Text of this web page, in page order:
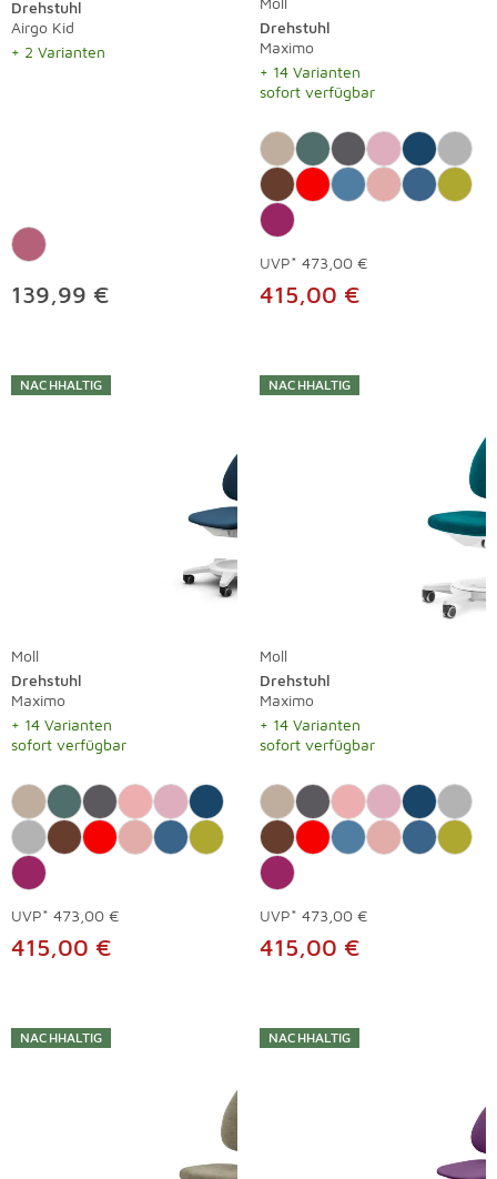
Drehstuhl
Airgo Kid
+ 2 Varianten
139,99 €
Drehstuhl
Maximo
+ 14 Varianten
sofort verfügbar
UVP* 473,00 €
415,00 €
NACHHALTIG
Moll
Drehstuhl
Maximo
+ 14 Varianten
sofort verfügbar
UVP* 473,00 €
415,00 €
NACHHALTIG
Moll
Drehstuhl
Maximo
+ 14 Varianten
sofort verfügbar
UVP* 473,00 €
415,00 €
NACHHALTIG NACHHALTIG